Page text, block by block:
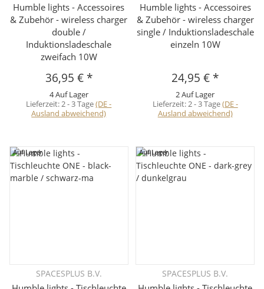
Humble lights - Accessoires
& Zubehör - wireless charger
double /
Induktionsladeschale
zweifach 10W
36,95 € *
4 Auf Lager
Lieferzeit:2 - 3 Tage(DE -
Ausland abweichend)
Humble lights - Accessoires
& Zubehör - wireless charger
single / Induktionsladeschale
einzeln 10W
24,95 € *
2 Auf Lager
Lieferzeit:2 - 3 Tage(DE -
Ausland abweichend)
Auf Lager
SPACESPLUS B.V.
Auf Lager
SPACESPLUS B.V.